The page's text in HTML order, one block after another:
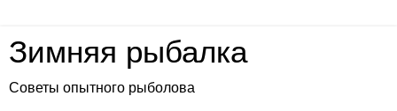
Зимняя рыбалка
Советы опытного рыболова